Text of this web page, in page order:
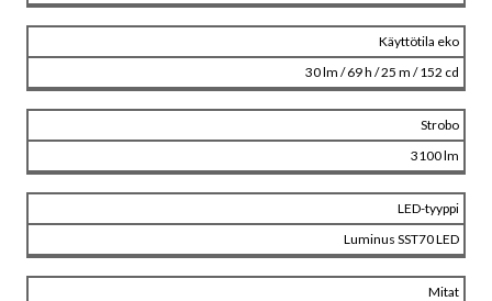
Käyttötila eko
30 lm / 69 h / 25 m / 152 cd
Strobo
3100 lm
LED-tyyppi
Luminus SST70 LED
Mitat